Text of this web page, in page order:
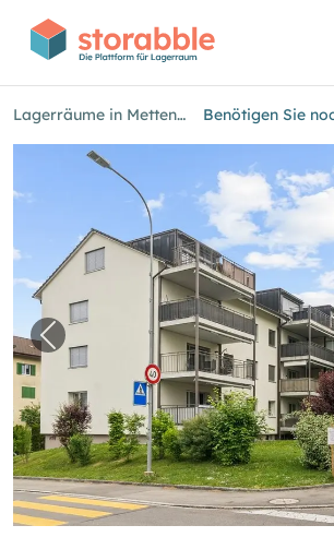
Lagerräume in Mettendorf TG
Vorheriges Bild für